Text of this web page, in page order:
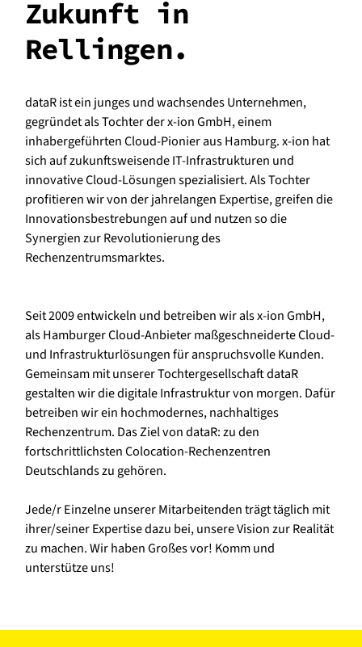
Zukunft in
Rellingen.
dataR ist ein junges und wachsendes Unternehmen,
gegründet als Tochter der x-ion GmbH, einem
inhabergeführten Cloud-Pionier aus Hamburg. x-ion hat
sich auf zukunftsweisende IT-Infrastrukturen und
innovative Cloud-Lösungen spezialisiert. Als Tochter
profitieren wir von der jahrelangen Expertise, greifen die
Innovationsbestrebungen auf und nutzen so die
Synergien zur Re­vo­lu­ti­o­nie­rung des
Rechenzentrumsmarktes.
Seit 2009 entwickeln und betreiben wir als x-ion GmbH,
als Hamburger Cloud-Anbieter maßgeschneiderte Cloud-
und Infrastrukturlösungen für anspruchsvolle Kunden.
Gemeinsam mit unserer Tochtergesellschaft dataR
gestalten wir die digitale Infrastruktur von morgen. Dafür
betreiben wir ein hochmodernes, nachhaltiges
Rechenzentrum. Das Ziel von dataR: zu den
fortschrittlichsten Colocation-Rechenzentren
Deutschlands zu gehören.
Jede/r Einzelne unserer Mitarbeitenden trägt täglich mit
ihrer/seiner Expertise dazu bei, unsere Vision zur Realität
zu machen. Wir haben Großes vor! Komm und
unterstütze uns!